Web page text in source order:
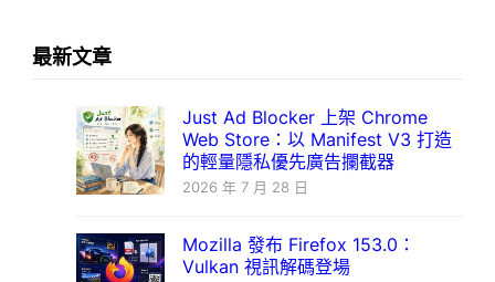
最新文章
Just Ad Blocker 上架 Chrome
Web Store：以 Manifest V3 打造
的輕量隱私優先廣告攔截器
2026 年 7 月 28 日
Mozilla 發布 Firefox 153.0：
Vulkan 視訊解碼登場